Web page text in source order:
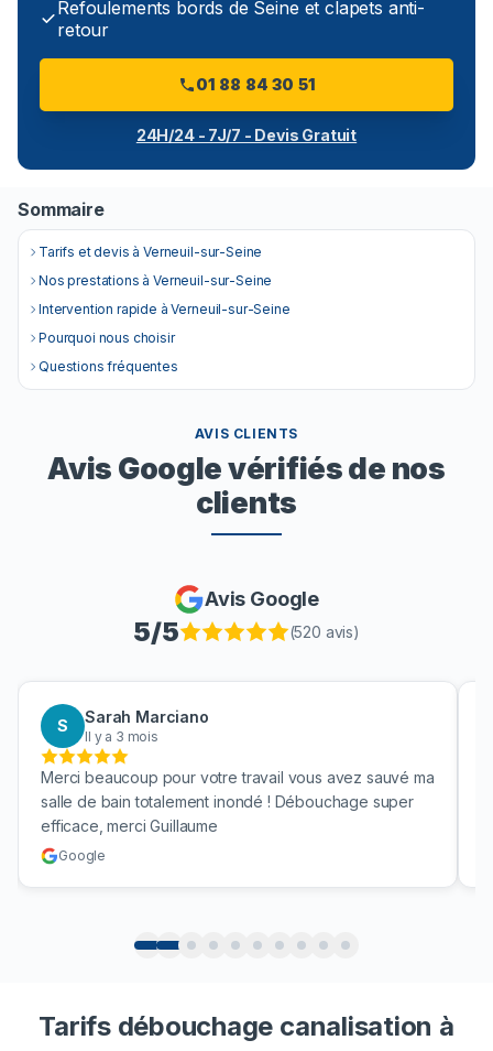
Refoulements bords de Seine et clapets anti-
retour
01 88 84 30 51
24H/24 - 7J/7 - Devis Gratuit
Sommaire
Tarifs et devis à Verneuil-sur-Seine
Nos prestations à Verneuil-sur-Seine
Intervention rapide à Verneuil-sur-Seine
Pourquoi nous choisir
Questions fréquentes
AVIS CLIENTS
Avis Google vérifiés de nos
clients
Avis Google
5/5 (520 avis)
S Sarah Marciano
Il y a 3 mois
Merci beaucoup pour votre travail vous avez sauvé ma
salle de bain totalement inondé ! Débouchage super
efficace, merci Guillaume
Google
Tarifs débouchage canalisation à